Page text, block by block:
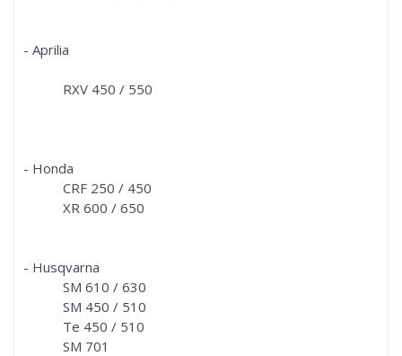
- Aprilia
RXV 450 / 550
- Honda
CRF 250 / 450
XR 600 / 650
- Husqvarna
SM 610 / 630
SM 450 / 510
Te 450 / 510
SM 701